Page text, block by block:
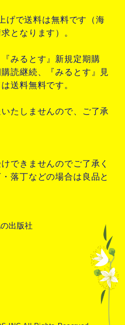
げで送料は無料です（海
となります）。
みるとす』新規定期購
読継続、『みるとす』見
送料無料です。
たしませんので、ご了承
できませんのでご了承く
落丁などの場合は良品と
出版社